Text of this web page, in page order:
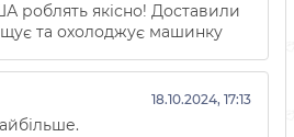
роблять якісно! Доставили
та охолоджує машинку
18.10.2024, 17:13